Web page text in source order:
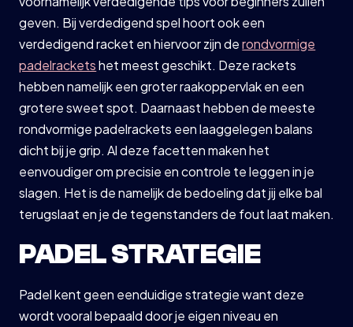
geven. Bij verdedigend spel hoort ook een
verdedigend racket en hiervoor zijn derondvormige
padelracketshet meest geschikt. Deze rackets
hebben namelijk een groter raakoppervlak en een
grotere sweet spot. Daarnaast hebben de meeste
rondvormige padelrackets een laaggelegen balans
dicht bij je grip. Al deze facetten maken het
eenvoudiger om precisie en controle te leggen in je
slagen. Het is de namelijk de bedoeling dat jij elke bal
terugslaat en je de tegenstanders de fout laat maken.
PADEL STRATEGIE
Padel kent geen eenduidige strategie want deze
wordt vooral bepaald door je eigen niveau en